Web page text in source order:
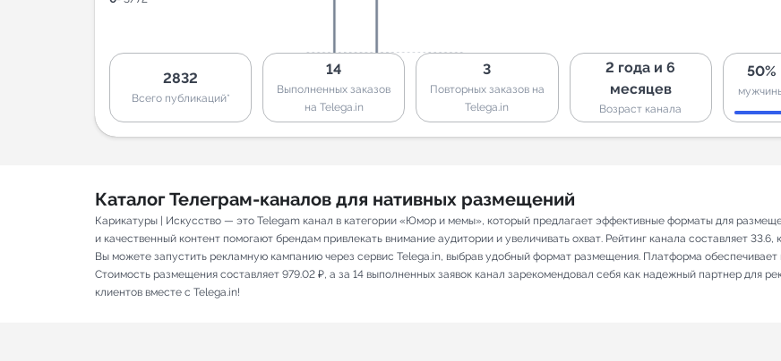
2832
Всего публикаций*
14
Выполненных заказов
на Telega.in
3
Повторных заказов на
Telega.in
2 года и 6
месяцев
Возраст канала
50%
Каталог Телеграм-каналов для нативных размещений
Карикатуры | Искусство — это Telegam канал в категории «Юмор и мемы», который предлагает эффективные форматы для
и качественный контент помогают брендам привлекать внимание аудитории и увеличивать охват. Рейтинг канала составляет
Вы можете запустить рекламную кампанию через сервис Telega.in, выбрав удобный формат размещения. Платформа
Стоимость размещения составляет 979.02 ₽, а за 14 выполненных заявок канал зарекомендовал себя как надежный партнер для
клиентов вместе с Telega.in!